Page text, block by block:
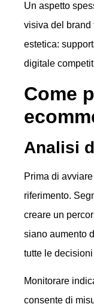
Un aspetto
visiva del brand
estetica:
digitale
Come
Analisi
Prima di
riferimento.
creare un
siano aumento
tutte le
Monitorare
consente di